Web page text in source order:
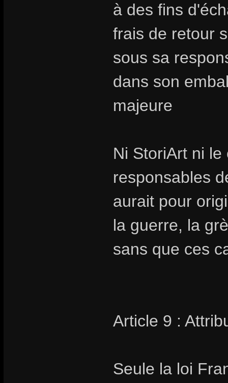
à des fins
frais de retour
sous sa
dans son
majeure
Ni StoriArt ni
responsables
aurait pour
la guerre, la
sans que ces
Article 9 :
Seule la loi